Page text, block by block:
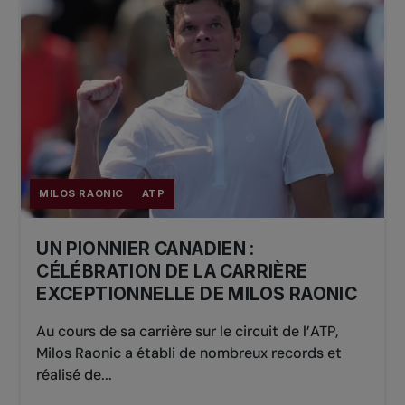
MILOS RAONIC ATP
UN PIONNIER CANADIEN :
CÉLÉBRATION DE LA CARRIÈRE
EXCEPTIONNELLE DE MILOS RAONIC
Au cours de sa carrière sur le circuit de l’ATP,
Milos Raonic a établi de nombreux records et
réalisé de...